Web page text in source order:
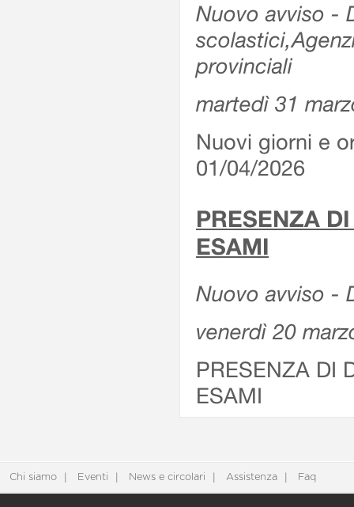
Nuovo avviso -
provinciali
martedì 31
Nuovi giorni e
01/04/2026
PRESENZA
ESAMI
Nuovo avviso -
venerdì 20
PRESENZA DI
ESAMI
Chi siamo Eventi News e circolari Assistenza Faq